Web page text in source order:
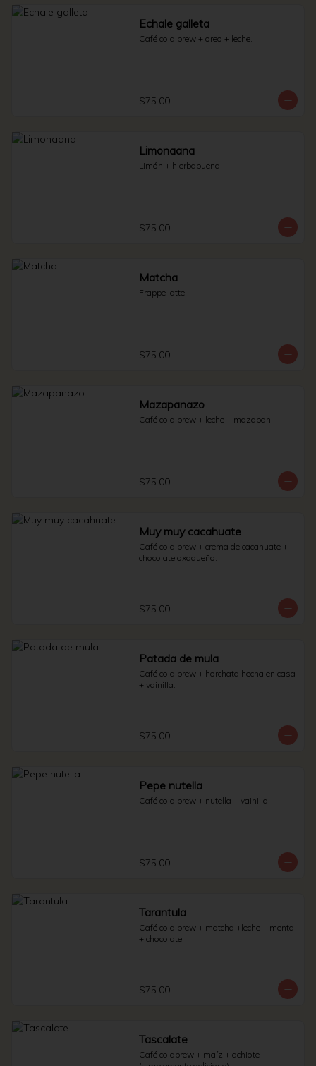
Echale galleta
Café cold brew + oreo + leche.
$75.00
Limonaana
Limón + hierbabuena.
$75.00
Matcha
Frappe latte.
$75.00
Mazapanazo
Café cold brew + leche + mazapan.
$75.00
Muy muy cacahuate
Café cold brew + crema de cacahuate +
chocolate oxaqueño.
$75.00
Patada de mula
Café cold brew + horchata hecha en casa
+ vainilla.
$75.00
Pepe nutella
Café cold brew + nutella + vainilla.
$75.00
Tarantula
Café cold brew + matcha +leche + menta
+ chocolate.
$75.00
Tascalate
Café coldbrew + maíz + achiote